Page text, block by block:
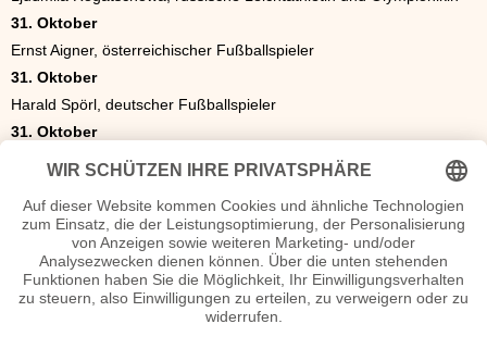
31. Oktober
Ernst Aigner, österreichischer Fußballspieler
31. Oktober
Harald Spörl, deutscher Fußballspieler
31. Oktober
Mike O’Malley, US-amerikanischer Schauspieler, Fernsehproduzent
Die besondere Geschenkidee zum Geburtstag
Das ideale Geschenk. Eine Zeitung von 1966. Was war los in
Politik, Sport oder Kultur? Als Geschenk eine original historische
Tageszeitung oder Illustrierte z.B. als Geburtstagszeitung zum
Geburtstag oder Hochzeitszeitung zur goldenen Hochzeit.